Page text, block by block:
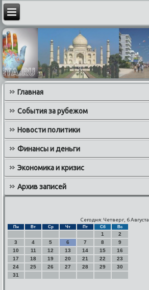
Главная
События за рубежом
Новости политики
Финансы и деньги
Экономика и кризис
Архив записей
Сегодня: Четверг, 6 Августа
Пн Вт Ср Чт Пт Сб Вс
1
2
3
4 5 6 7 8
9
10
11 12 13 14 15
16
17
18 19 20 21 22
23
24
25 26 27 28 29
30
31